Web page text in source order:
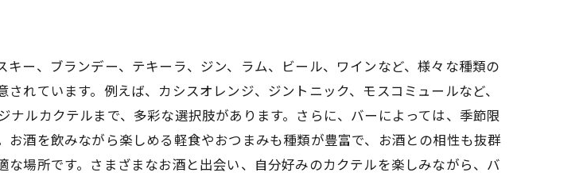
ー、ブランデー、テキーラ、ジン、ラム、ビール、ワインなど、様々な種類の
れています。例えば、カシスオレンジ、ジントニック、モスコミュールなど、
ルカクテルまで、多彩な選択肢があります。さらに、バーによっては、季節限
酒を飲みながら楽しめる軽食やおつまみも種類が豊富で、お酒との相性も抜群
場所です。さまざまなお酒と出会い、自分好みのカクテルを楽しみながら、バ